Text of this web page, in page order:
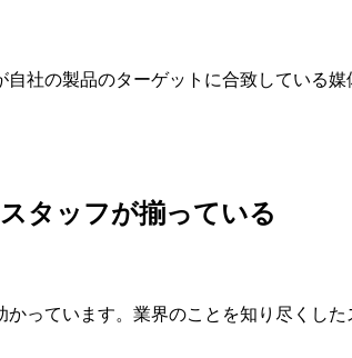
社の製品のターゲットに合致している
タッフが揃っている
っています。業界のことを知り尽くした